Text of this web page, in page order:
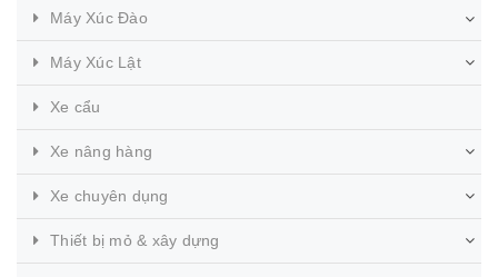
Máy Xúc Đào
Máy Xúc Lật
Xe cẩu
Xe nâng hàng
Xe chuyên dụng
Thiết bị mỏ & xây dựng